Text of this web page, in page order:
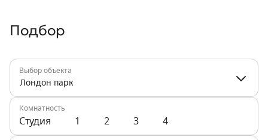
Подбор
Выбор объекта
Лондон парк
Комнатность
Студия 1 2 3 4